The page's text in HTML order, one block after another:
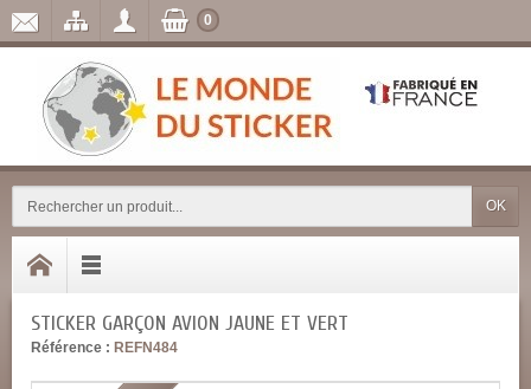
OK
0
STICKER GARÇON AVION JAUNE ET VERT
Référence : REFN484